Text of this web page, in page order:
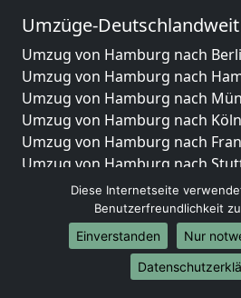
Umzüge-Deutschlandweit
Umzug von Hamburg nach
Umzug von Hamburg nach
Umzug von Hamburg nach
Umzug von Hamburg nach Köln
Umzug von Hamburg nach
Umzug von Hamburg nach
Umzug von Hamburg nach
Umzug von Hamburg nach
Umzug von Hamburg nach
Umzug von Hamburg nach
Umzug von Hamburg nach
Diese Internetseite
Benutzerfreundlichkeit
Einverstanden
Nur